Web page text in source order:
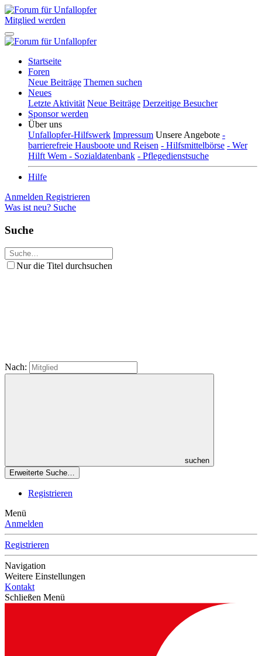
Mitglied werden
Startseite
Foren
Neue Beiträge Themen suchen
Neues
Letzte Aktivität Neue Beiträge Derzeitige Besucher
Sponsor werden
Über uns
Unfallopfer-Hilfswerk Impressum Unsere Angebote -
barrierefreie Hausboote und Reisen - Hilfsmittelbörse - Wer
Hilft Wem - Sozialdatenbank - Pflegedienstsuche
Hilfe
Anmelden Registrieren
Was ist neu? Suche
Suche
Nur die Titel durchsuchen
Nach:
suchen
Erweiterte Suche…
Registrieren
Menü
Anmelden
Registrieren
Navigation
Weitere Einstellungen
Kontakt
Schließen Menü